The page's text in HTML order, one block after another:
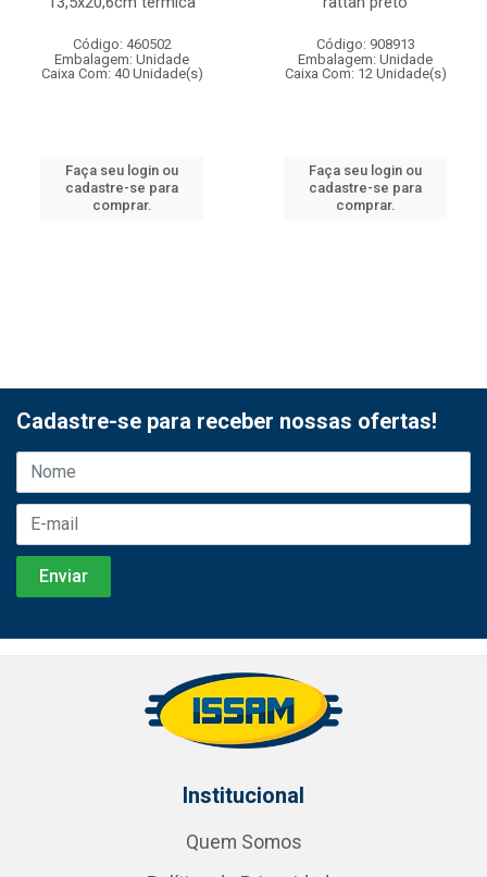
Código: 460502
Embalagem: Unidade
Caixa Com: 40 Unidade(s)
Faça seu login ou
cadastre-se para
comprar.
Código: 908913
Embalagem: Unidade
Caixa Com: 12 Unidade(s)
Faça seu login ou
cadastre-se para
comprar.
Cadastre-se para receber nossas ofertas!
Institucional
Quem Somos